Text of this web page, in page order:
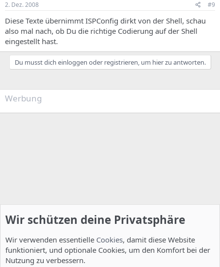
2. Dez. 2008 #9
Diese Texte übernimmt ISPConfig dirkt von der Shell, schau
also mal nach, ob Du die richtige Codierung auf der Shell
eingestellt hast.
Du musst dich einloggen oder registrieren, um hier zu antworten.
Werbung
Wir schützen deine Privatsphäre
Wir verwenden essentielle Cookies, damit diese Website
funktioniert, und optionale Cookies, um den Komfort bei der
Nutzung zu verbessern.